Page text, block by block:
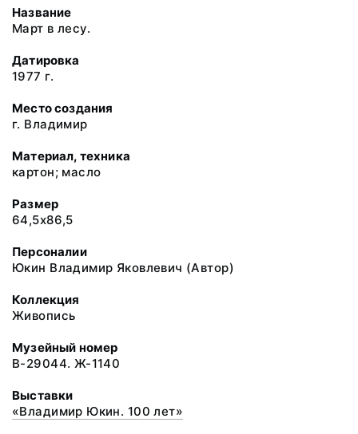
Название
Март в лесу.
Датировка
1977 г.
Место создания
г. Владимир
Материал, техника
картон; масло
Размер
64,5x86,5
Персоналии
Юкин Владимир Яковлевич (Автор)
Коллекция
Живопись
Музейный номер
В-29044. Ж-1140
Выставки
«Владимир Юкин. 100 лет»